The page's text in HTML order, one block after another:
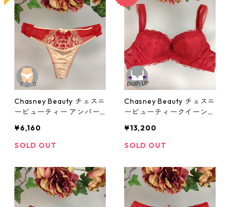
Chasney Beauty チェスニ
ービューティー アンバー
b
¥6,160
SOLD OUT
Chasney Beauty チェスニ
ービューティークイーンブ
¥13,200
SOLD OUT